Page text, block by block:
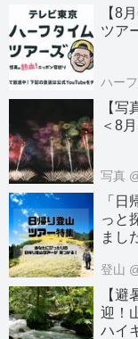
【8
ツア
ハー
【
＜8
写真
「
っと
まし
登山
【
迎！
ハイ